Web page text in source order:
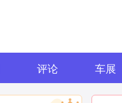
评论 车展